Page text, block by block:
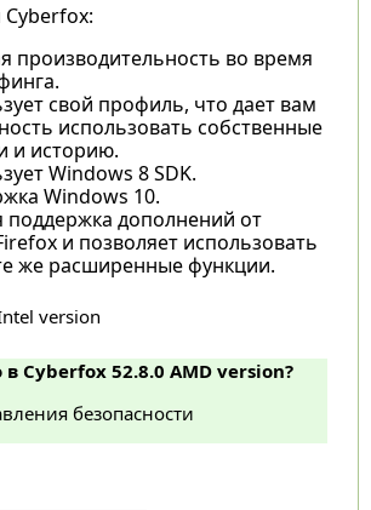
производительность во время
свой профиль, что дает вам
использовать собственные
и историю.
Windows 8 SDK.
Windows 10.
поддержка дополнений от
и позволяет использовать
же расширенные функции.
version
в Cyberfox 52.8.0 AMD version?
безопасности